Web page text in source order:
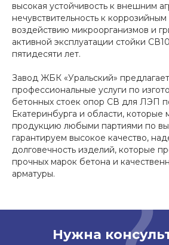
высокая устойчивость к внешним
нечувствительность к
воздействию микроорганизмов и
активной эксплуатации стойки
пятидесяти лет.
Завод ЖБК «Уральский»
профессиональные услуги по
бетонных стоек опор СВ для ЛЭП
Екатеринбурга и области, которые
продукцию любыми партиями по
гарантируем высокое качество,
долговечность изделий, которые
прочных марок бетона и
арматуры.
Нужна